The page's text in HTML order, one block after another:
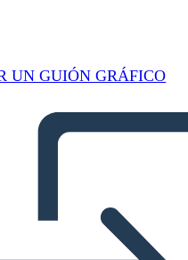
UN GUIÓN GRÁFICO